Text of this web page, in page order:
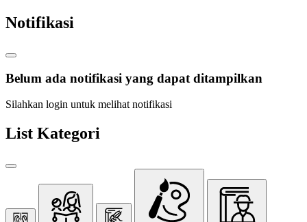
Notifikasi
Belum ada notifikasi yang dapat ditampilkan
Silahkan login untuk melihat notifikasi
List Kategori